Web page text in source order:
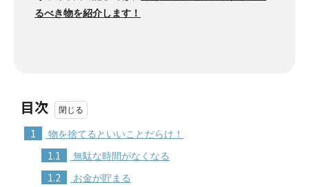
るべき物を紹介します！
目次
1 物を捨てるといいことだらけ！
1.1 無駄な時間がなくなる
1.2 お金が貯まる